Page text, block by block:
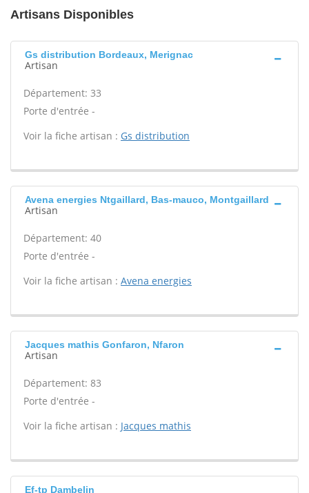
Artisans Disponibles
Gs distribution Bordeaux, Merignac
Artisan
Département: 33
Porte d'entrée -
Voir la fiche artisan : Gs distribution
Avena energies Ntgaillard, Bas-mauco, Montgaillard
Artisan
Département: 40
Porte d'entrée -
Voir la fiche artisan : Avena energies
Jacques mathis Gonfaron, Nfaron
Artisan
Département: 83
Porte d'entrée -
Voir la fiche artisan : Jacques mathis
Ef-tp Dambelin